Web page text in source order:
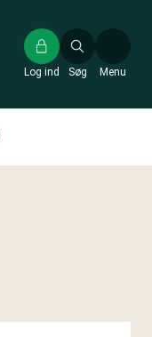
Søg
Log ind Menu